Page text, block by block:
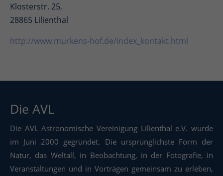
Klosterstr. 25,
28865 Lilienthal
http://www.murkens-hof.de/index_kontakt.html
Die AVL
Die AVL Astronomische Vereinigung Lilienthal e.V. wurde
im Juni 2000 gegründet. Die ursprünglichste Form der
Natur, das Weltall, in Beobachtung, in der Fotografie, in
Veranstaltungen und in Vorträgen gemeinsam zu erleben,